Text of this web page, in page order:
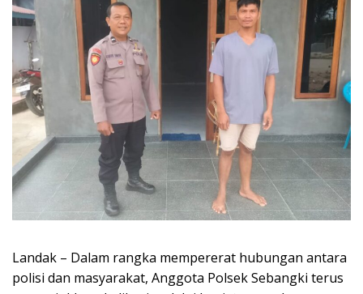
Landak – Dalam rangka mempererat hubungan antara
polisi dan masyarakat, Anggota Polsek Sebangki terus